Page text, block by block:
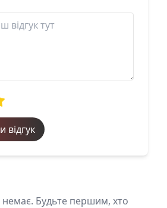
відгук
немає. Будьте першим, хто